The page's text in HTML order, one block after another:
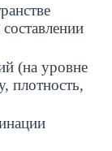
(на уровне
плотность,